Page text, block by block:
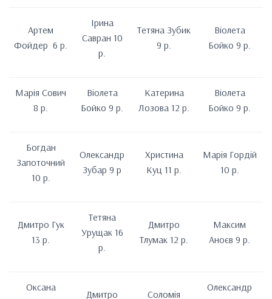
Артем
Фойдер 6 р.
Ірина
Савран 10
р.
Тетяна Зубик
9 р.
Віолета
Бойко 9 р.
Марія Сович
8 р.
Віолета
Бойко 9 р.
Катерина
Лозова 12 р.
Віолета
Бойко 9 р.
Богдан
Запоточний
10 р.
Олександр
Зубар 9 р
Христина
Куц 11 р.
Марія Гордій
10 р.
Дмитро Гук
13 р.
Тетяна
Урущак 16
р.
Дмитро
Тлумак 12 р.
Максим
Аноєв 9 р.
Оксана
Дмитро Соломія
Олександр